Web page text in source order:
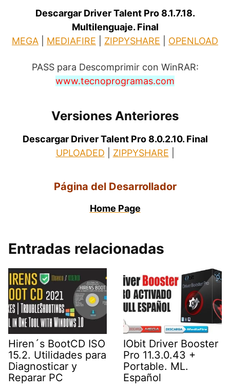
Descargar Driver Talent Pro 8.1.7.18.
Multilenguaje. Final
MEGA
MEDIAFIRE ZIPPYSHARE OPENLOAD
PASS para Descomprimir con WinRAR:
www.tecnoprogramas.com
Versiones Anteriores
Descargar Driver Talent Pro 8.0.2.10. Final
UPLOADED
ZIPPYSHARE
Página del Desarrollador
Home Page
Entradas relacionadas
Hiren´s BootCD ISO
15.2. Utilidades para
Diagnosticar y
Reparar PC
IObit Driver Booster
Pro 11.3.0.43 +
Portable. ML.
Español